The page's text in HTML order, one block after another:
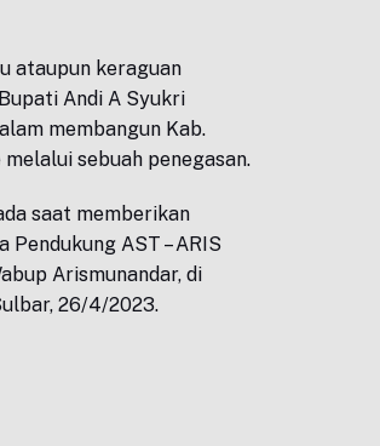
ataupun keraguan
Andi A Syukri
membangun Kab.
sebuah penegasan.
saat memberikan
AST – ARIS
Arismunandar, di
26/4/2023.